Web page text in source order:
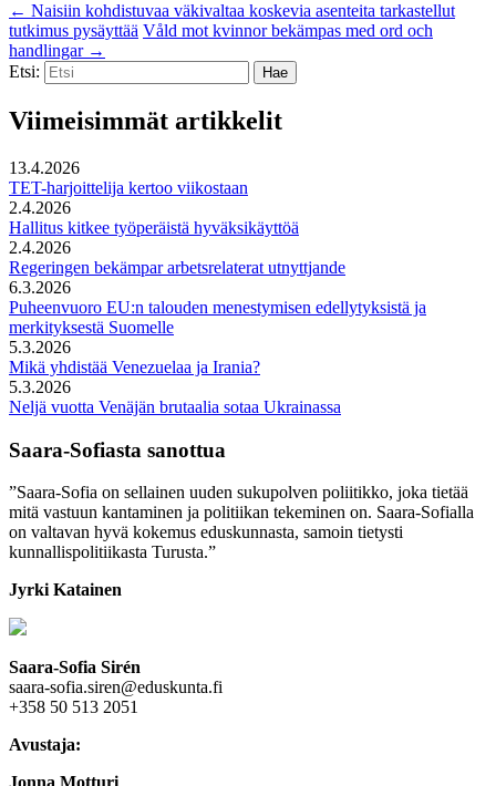
← Naisiin kohdistuvaa väkivaltaa koskevia asenteita tarkastellut
tutkimus pysäyttää Våld mot kvinnor bekämpas med ord och
handlingar →
Etsi:
Viimeisimmät artikkelit
13.4.2026
TET-harjoittelija kertoo viikostaan
2.4.2026
Hallitus kitkee työperäistä hyväksikäyttöä
2.4.2026
Regeringen bekämpar arbetsrelaterat utnyttjande
6.3.2026
Puheenvuoro EU:n talouden menestymisen edellytyksistä ja
merkityksestä Suomelle
5.3.2026
Mikä yhdistää Venezuelaa ja Irania?
5.3.2026
Neljä vuotta Venäjän brutaalia sotaa Ukrainassa
Saara-Sofiasta sanottua
”Saara-Sofia on sellainen uuden sukupolven poliitikko, joka tietää
mitä vastuun kantaminen ja politiikan tekeminen on. Saara-Sofialla
on valtavan hyvä kokemus eduskunnasta, samoin tietysti
kunnallispolitiikasta Turusta.”
Jyrki Katainen
Saara-Sofia Sirén
saara-sofia.siren@eduskunta.fi
+358 50 513 2051
Avustaja: